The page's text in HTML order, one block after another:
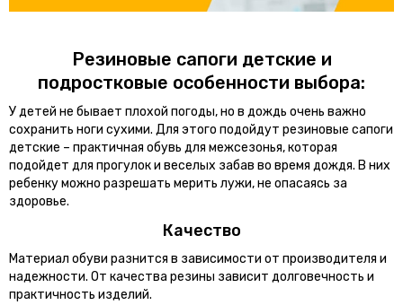
Резиновые сапоги детские и
подростковые особенности выбора:
У детей не бывает плохой погоды, но в дождь очень важно
сохранить ноги сухими. Для этого подойдут резиновые сапоги
детские – практичная обувь для межсезонья, которая
подойдет для прогулок и веселых забав во время дождя. В них
ребенку можно разрешать мерить лужи, не опасаясь за
здоровье.
Качество
Материал обуви разнится в зависимости от производителя и
надежности. От качества резины зависит долговечность и
практичность изделий.